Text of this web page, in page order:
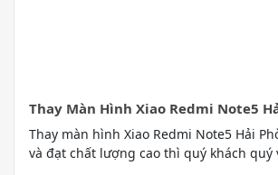
Thay Màn Hình Xiao Redmi Note5
168 Lạch Tray Uy Tín
Thay màn hình Xiao Redmi Note5 Hải
và đạt chất lượng cao thì quý khách quý